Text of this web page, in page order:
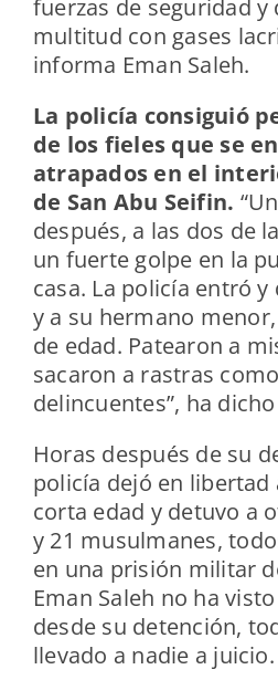
fuerzas de seguridad y
multitud con gases
informa Eman Saleh.
La policía consiguió
de los fieles que se
atrapados en el
de San Abu Seifin.
después, a las dos de
un fuerte golpe en la
casa. La policía entró
y a su hermano
de edad. Patearon a
sacaron a rastras
delincuentes”, ha
Horas después de su
policía dejó en libertad
corta edad y detuvo a
y 21 musulmanes,
en una prisión militar
Eman Saleh no ha
desde su detención,
llevado a nadie a juicio.